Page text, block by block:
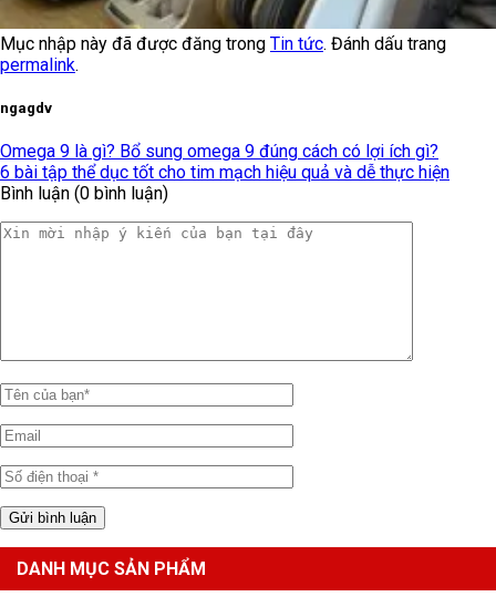
Mục nhập này đã được đăng trong Tin tức. Đánh dấu trang
permalink.
ngagdv
Omega 9 là gì? Bổ sung omega 9 đúng cách có lợi ích gì?
6 bài tập thể dục tốt cho tim mạch hiệu quả và dễ thực hiện
Bình luận (0 bình luận)
DANH MỤC SẢN PHẨM